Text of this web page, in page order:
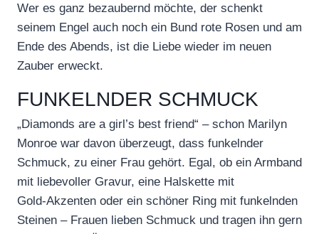
Wer es ganz bezaubernd möchte, der schenkt
seinem Engel auch noch ein Bund rote Rosen und am
Ende des Abends, ist die Liebe wieder im neuen
Zauber erweckt.
FUNKELNDER SCHMUCK
„Diamonds are a girl’s best friend“ – schon Marilyn
Monroe war davon überzeugt, dass funkelnder
Schmuck, zu einer Frau gehört. Egal, ob ein Armband
mit liebevoller Gravur, eine Halskette mit
Gold-Akzenten oder ein schöner Ring mit funkelnden
Steinen – Frauen lieben Schmuck und tragen ihn gern